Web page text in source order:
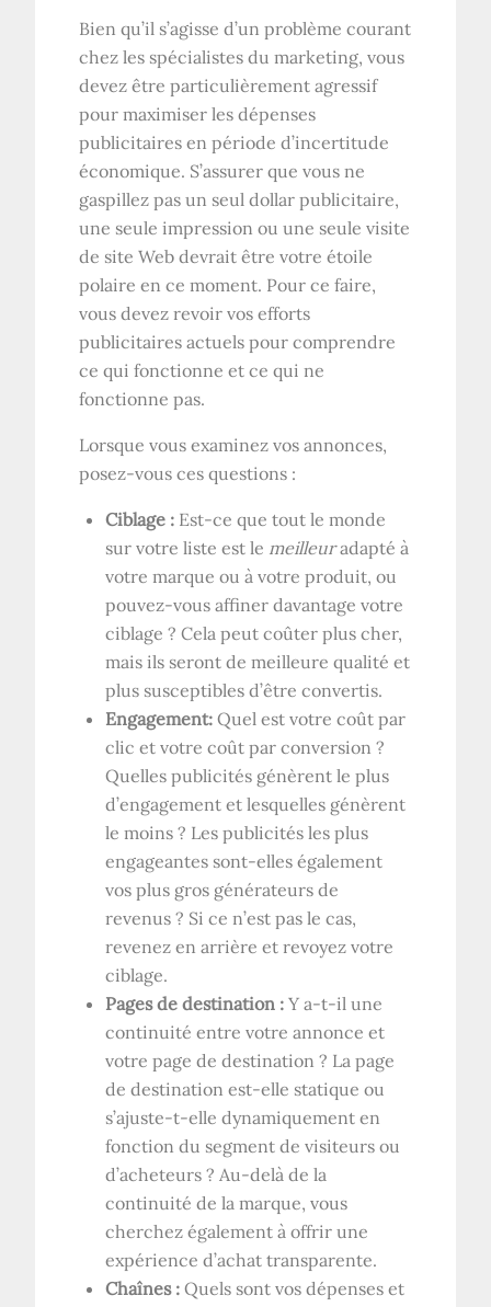
Bien qu’il s’agisse d’un problème courant
chez les spécialistes du marketing, vous
devez être particulièrement agressif
pour maximiser les dépenses
publicitaires en période d’incertitude
économique. S’assurer que vous ne
gaspillez pas un seul dollar publicitaire,
une seule impression ou une seule visite
de site Web devrait être votre étoile
polaire en ce moment. Pour ce faire,
vous devez revoir vos efforts
publicitaires actuels pour comprendre
ce qui fonctionne et ce qui ne
fonctionne pas.
Lorsque vous examinez vos annonces,
posez-vous ces questions :
Ciblage : Est-ce que tout le monde
sur votre liste est le meilleuradapté à
votre marque ou à votre produit, ou
pouvez-vous affiner davantage votre
ciblage ? Cela peut coûter plus cher,
mais ils seront de meilleure qualité et
plus susceptibles d’être convertis.
Engagement: Quel est votre coût par
clic et votre coût par conversion ?
Quelles publicités génèrent le plus
d’engagement et lesquelles génèrent
le moins ? Les publicités les plus
engageantes sont-elles également
vos plus gros générateurs de
revenus ? Si ce n’est pas le cas,
revenez en arrière et revoyez votre
ciblage.
Pages de destination :Y a-t-il une
continuité entre votre annonce et
votre page de destination ? La page
de destination est-elle statique ou
s’ajuste-t-elle dynamiquement en
fonction du segment de visiteurs ou
d’acheteurs ? Au-delà de la
continuité de la marque, vous
cherchez également à offrir une
expérience d’achat transparente.
Chaînes :Quels sont vos dépenses et